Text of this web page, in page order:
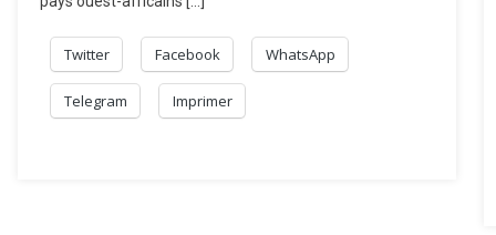
Twitter Facebook WhatsApp
Telegram Imprimer